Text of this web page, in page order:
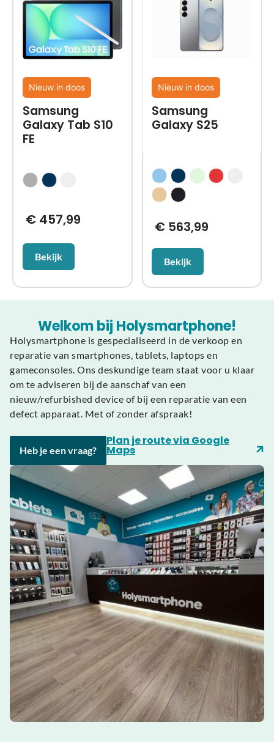
Nieuw in doos
Samsung
Galaxy Tab S10
FE
€457,99
Bekijk
Nieuw in doos
Samsung
Galaxy S25
€ 563,99
Bekijk
Welkom bij Holysmartphone!
Holysmartphone is gespecialiseerd in de verkoop en
reparatie van smartphones, tablets, laptops en
gameconsoles. Ons deskundige team staat voor u klaar
om te adviseren bij de aanschaf van een
nieuw/refurbished device of bij een reparatie van een
defect apparaat. Met of zonder afspraak!
Heb je een vraag?
Plan je route via Google
Maps